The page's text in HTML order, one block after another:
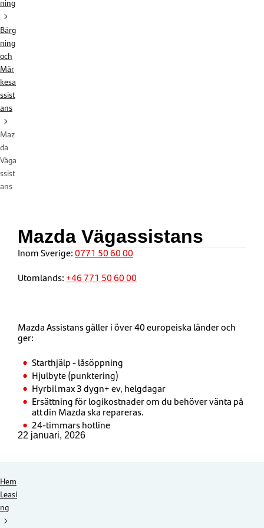
ning
Bärg
ning
och
Mär
kesa
ssist
ans
Maz
da
Väga
ssist
ans
Mazda Vägassistans
Inom Sverige:0771 50 60 00
Utomlands: +46 771 50 60 00
Mazda Assistans gäller i över 40 europeiska länder och
ger:
Starthjälp - låsöppning
Hjulbyte (punktering)
Hyrbil max 3 dygn+ ev, helgdagar
Ersättning för logikostnader om du behöver vänta på
att din Mazda ska repareras.
24-timmars hotline
22 januari, 2026
Hem
Leasi
ng